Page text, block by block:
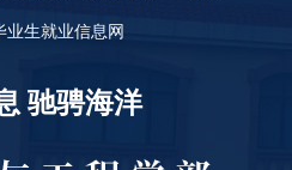
业生就业信息网
驰骋海洋